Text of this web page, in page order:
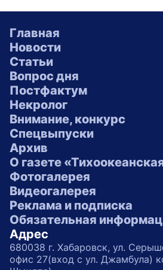
Главная
Новости
Статьи
Вопрос дня
Постфактум
Некролог
Внимание, конкурс
Спецвыпуски
Архив
О газете
Фотогалерея
Видеогалерея
Реклама и подписка
Обязательная
Адрес
680038 г. Хабаровск, ул.
офис 27(вход с ул. Джамбула)